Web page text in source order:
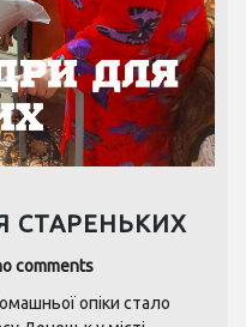
СТАРЕНЬКИХ
comments
опіки стало